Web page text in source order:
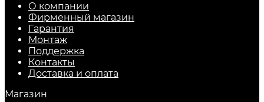
О компании
Фирменный магазин
Гарантия
Монтаж
Поддержка
Контакты
Доставка и оплата
Магазин